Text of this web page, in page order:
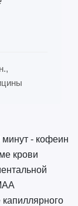
минут - кофеин
крови